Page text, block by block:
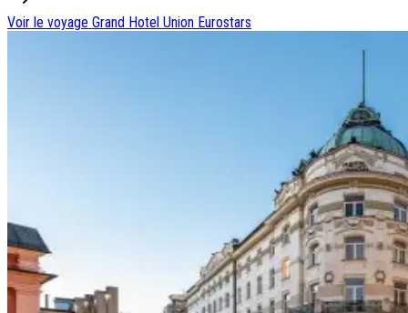
Voir le voyage Grand Hotel Union Eurostars